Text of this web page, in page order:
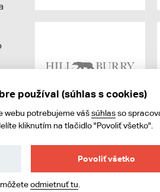
používal (súhlas s cookies)
webu potrebujeme vášsúhlasso
kliknutím na tlačidlo "Povoliť všetko".
Povoliť všetko
odmietnuť tu